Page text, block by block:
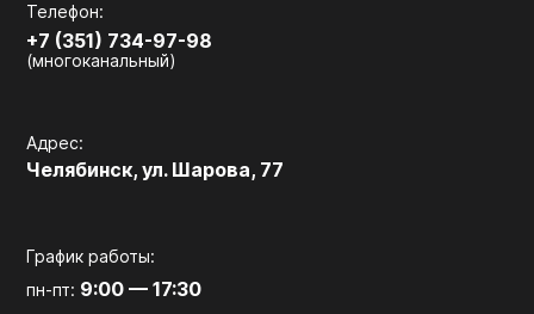
Телефон:
+7 (351) 734-97-98
(многоканальный)
Адрес:
Челябинск, ул. Шарова, 77
График работы:
пн-пт: 9:00 — 17:30